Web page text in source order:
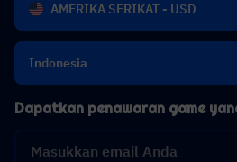
AMERIKA SERIKAT - USD
Indonesia
Dapatkan penawaran game